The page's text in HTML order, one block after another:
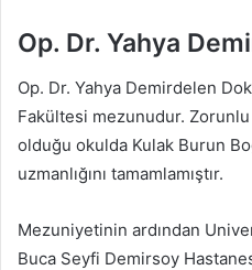
Op. Dr. Yahya
Op. Dr. Yahya Demirdelen
Fakültesi mezunudur.
olduğu okulda Kulak Burun
uzmanlığını tamamlamıştır.
Mezuniyetinin ardından
Buca Seyfi Demirsoy